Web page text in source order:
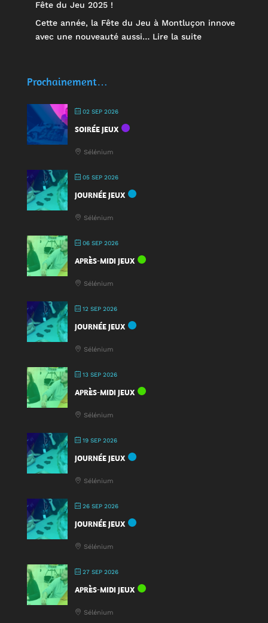
Fête du Jeu 2025 !
Cette année, la Fête du Jeu à Montluçon innove
avec une nouveauté aussi… Lire la suite:
Prochainement…
02 SEP 2026
SOIRÉE JEUX
Sélénium
05 SEP 2026
JOURNÉE JEUX
Sélénium
06 SEP 2026
APRÈS-MIDI JEUX
Sélénium
12 SEP 2026
JOURNÉE JEUX
Sélénium
13 SEP 2026
APRÈS-MIDI JEUX
Sélénium
19 SEP 2026
JOURNÉE JEUX
Sélénium
26 SEP 2026
JOURNÉE JEUX
Sélénium
27 SEP 2026
APRÈS-MIDI JEUX
Sélénium